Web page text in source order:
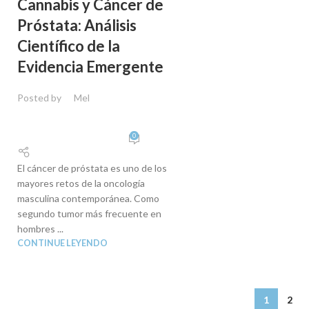
Cannabis y Cáncer de
Próstata: Análisis
Científico de la
Evidencia Emergente
Posted by Mel
0
El cáncer de próstata es uno de los
mayores retos de la oncología
masculina contemporánea. Como
segundo tumor más frecuente en
hombres ...
CONTINUE LEYENDO
1 2